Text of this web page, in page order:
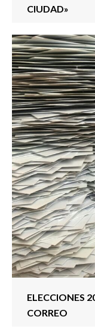
CIUDAD»
ELECCIONES
CORREO